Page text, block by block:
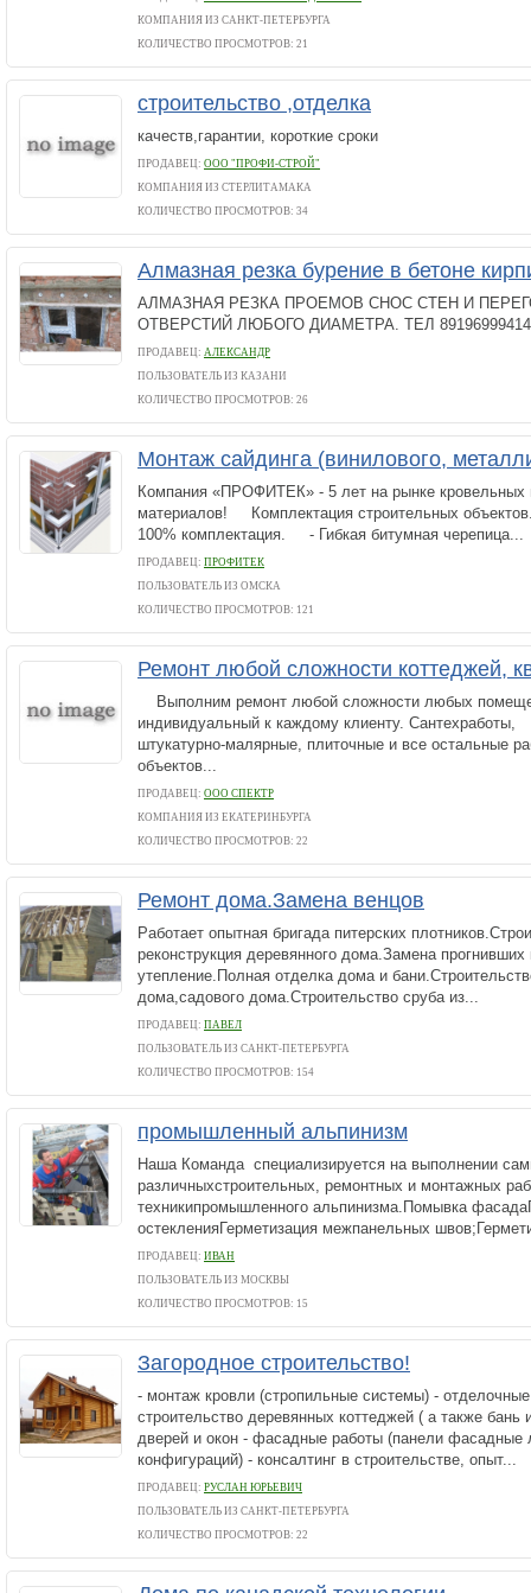
КОМПАНИЯ ИЗ САНКТ-ПЕТЕРБУРГА
КОЛИЧЕСТВО ПРОСМОТРОВ: 21
строительство ,отделка
качеств,гарантии, короткие сроки
ПРОДАВЕЦ: ООО "ПРОФИ-СТРОЙ"
КОМПАНИЯ ИЗ СТЕРЛИТАМАКА
КОЛИЧЕСТВО ПРОСМОТРОВ: 34
Алмазная резка бурение в бетоне
АЛМАЗНАЯ РЕЗКА ПРОЕМОВ СНОС СТЕН И
ОТВЕРСТИЙ ЛЮБОГО ДИАМЕТРА. ТЕЛ 89196999414
ПРОДАВЕЦ: АЛЕКСАНДР
ПОЛЬЗОВАТЕЛЬ ИЗ КАЗАНИ
КОЛИЧЕСТВО ПРОСМОТРОВ: 26
Монтаж сайдинга (винилового,
Компания «ПРОФИТЕК» - 5 лет на рынке
материалов! Комплектация строительных
100% комплектация. - Гибкая битумная черепица...
ПРОДАВЕЦ: ПРОФИТЕК
ПОЛЬЗОВАТЕЛЬ ИЗ ОМСКА
КОЛИЧЕСТВО ПРОСМОТРОВ: 121
Ремонт любой сложности коттеджей,
Выполним ремонт любой сложности любых
индивидуальный к каждому клиенту.
штукатурно-малярные, плиточные и все остальные
объектов...
ПРОДАВЕЦ: ООО СПЕКТР
КОМПАНИЯ ИЗ ЕКАТЕРИНБУРГА
КОЛИЧЕСТВО ПРОСМОТРОВ: 22
Ремонт дома.Замена венцов
Работает опытная бригада питерских
реконструкция деревянного дома.Замена прогнивших
утепление.Полная отделка дома и
дома,садового дома.Строительство сруба из...
ПРОДАВЕЦ: ПАВЕЛ
ПОЛЬЗОВАТЕЛЬ ИЗ САНКТ-ПЕТЕРБУРГА
КОЛИЧЕСТВО ПРОСМОТРОВ: 154
промышленный альпинизм
Наша Команда специализируется на выполнении
различныхстроительных, ремонтных и монтажных
техникипромышленного альпинизма.Помывка
остекленияГерметизация межпанельных
ПРОДАВЕЦ: ИВАН
ПОЛЬЗОВАТЕЛЬ ИЗ МОСКВЫ
КОЛИЧЕСТВО ПРОСМОТРОВ: 15
Загородное строительство!
- монтаж кровли (стропильные системы) -
строительство деревянных коттеджей ( а также бань
дверей и окон - фасадные работы (панели фасадные
конфигураций) - консалтинг в строительстве, опыт...
ПРОДАВЕЦ: РУСЛАН ЮРЬЕВИЧ
ПОЛЬЗОВАТЕЛЬ ИЗ САНКТ-ПЕТЕРБУРГА
КОЛИЧЕСТВО ПРОСМОТРОВ: 22